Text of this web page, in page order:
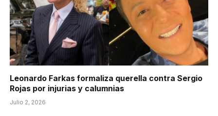
Leonardo Farkas formaliza querella contra Sergio
Rojas por injurias y calumnias
Julio 2, 2026